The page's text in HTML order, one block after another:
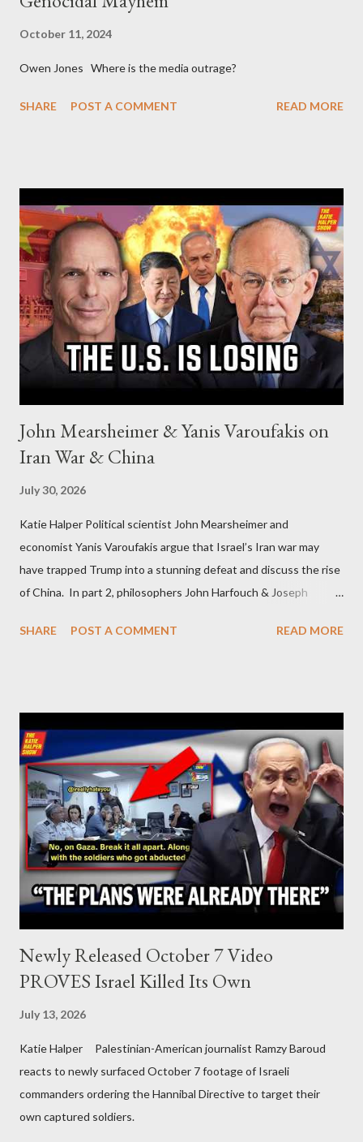
October 11, 2024
Owen Jones Where is the media outrage?
SHARE POST A COMMENT READ MORE
John Mearsheimer & Yanis Varoufakis on
Iran War & China
July 30, 2026
Katie Halper Political scientist John Mearsheimer and
economist Yanis Varoufakis argue that Israel’s Iran war may
have trapped Trump into a stunning defeat and discuss the rise
of China. In part 2, philosophers John Harfouch & Joseph
Israel, and explore the work of diplomat & scholar Fayez Sayegh,
SHARE POST A COMMENT READ MORE
Newly Released October 7 Video
PROVES Israel Killed Its Own
July 13, 2026
Katie Halper Palestinian-American journalist Ramzy Baroud
reacts to newly surfaced October 7 footage of Israeli
commanders ordering the Hannibal Directive to target their
own captured soldiers.